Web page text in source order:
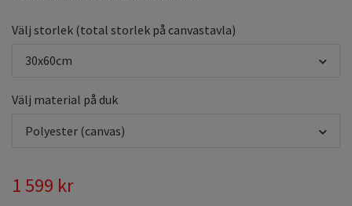
Välj storlek (total storlek på canvastavla)
30x60cm
Välj material på duk
Polyester (canvas)
1 599 kr